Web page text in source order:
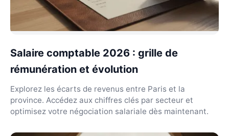
Salaire comptable 2026 : grille de
rémunération et évolution
Explorez les écarts de revenus entre Paris et la
province. Accédez aux chiffres clés par secteur et
optimisez votre négociation salariale dès maintenant.